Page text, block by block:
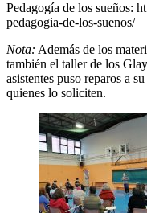
Pedagogía de los sueños:
pedagogia-de-los-suenos/
Nota: Además de los
también el taller de los
asistentes puso reparos a
quienes lo soliciten.